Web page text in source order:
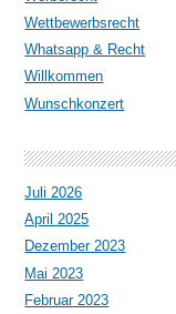
Wettbewerbsrecht
Whatsapp & Recht
Willkommen
Wunschkonzert
Juli 2026
April 2025
Dezember 2023
Mai 2023
Februar 2023